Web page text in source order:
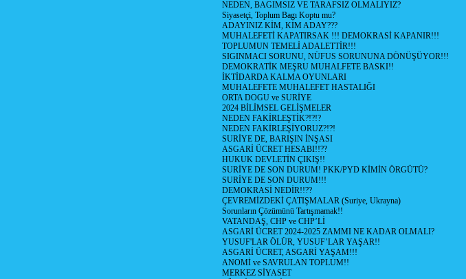
NEDEN, BAGIMSIZ VE TARAFSIZ OLMALIYIZ?
Siyasetçi, Toplum Bagı Koptu mu?
ADAYINIZ KİM, KİM ADAY???
MUHALEFETİ KAPATIRSAK !!! DEMOKRASİ KAPANIR!!!
TOPLUMUN TEMELİ ADALETTİR!!!
SIGINMACI SORUNU, NÜFUS SORUNUNA DÖNÜŞÜYOR!!!
DEMOKRATİK MEŞRU MUHALFETE BASKI!!
İKTİDARDA KALMA OYUNLARI
MUHALEFETE MUHALEFET HASTALIĞI
ORTA DOGU ve SURİYE
2024 BİLİMSEL GELİŞMELER
NEDEN FAKİRLEŞTİK?!?!?
NEDEN FAKİRLEŞİYORUZ?!?!
SURİYE DE, BARIŞIN İNŞASI
ASGARİ ÜCRET HESABI!!??
HUKUK DEVLETİN ÇIKIŞ!!
SURİYE DE SON DURUM! PKK/PYD KİMİN ÖRGÜTÜ?
SURİYE DE SON DURUM!!!
DEMOKRASİ NEDİR!!??
ÇEVREMİZDEKİ ÇATIŞMALAR (Suriye, Ukrayna)
Sorunların Çözümünü Tartışmamak!!
VATANDAŞ, CHP ve CHP’Lİ
ASGARİ ÜCRET 2024-2025 ZAMMI NE KADAR OLMALI?
YUSUF'LAR ÖLÜR, YUSUF’LAR YAŞAR!!
ASGARİ ÜCRET, ASGARİ YAŞAM!!!
ANOMİ ve SAVRULAN TOPLUM!!
MERKEZ SİYASET